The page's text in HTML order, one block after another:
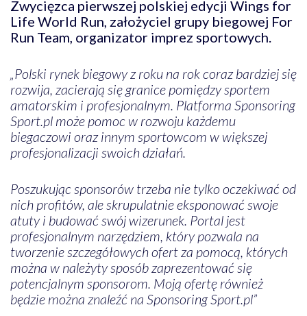
Zwycięzca pierwszej polskiej edycji Wings for
Life World Run, założyciel grupy biegowej For
Run Team, organizator imprez sportowych.
„Polski rynek biegowy z roku na rok coraz bardziej się
rozwija, zacierają się granice pomiędzy sportem
amatorskim i profesjonalnym. Platforma Sponsoring
Sport.pl może pomoc w rozwoju każdemu
biegaczowi oraz innym sportowcom w większej
profesjonalizacji swoich działań.
Poszukując sponsorów trzeba nie tylko oczekiwać od
nich profitów, ale skrupulatnie eksponować swoje
atuty i budować swój wizerunek. Portal jest
profesjonalnym narzędziem, który pozwala na
tworzenie szczegółowych ofert za pomocą, których
można w należyty sposób zaprezentować się
potencjalnym sponsorom. Moją ofertę również
będzie można znaleźć na Sponsoring Sport.pl”